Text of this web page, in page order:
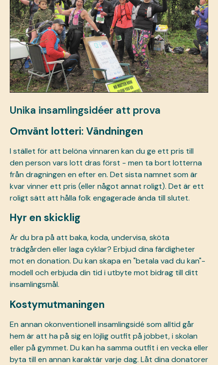
Unika insamlingsidéer att prova
Omvänt lotteri: Vändningen
I stället för att belöna vinnaren kan du ge ett pris till
den person vars lott dras först - men ta bort lotterna
från dragningen en efter en. Det sista namnet som är
kvar vinner ett pris (eller något annat roligt). Det är ett
roligt sätt att hålla folk engagerade ända till slutet.
Hyr en skicklig
Är du bra på att baka, koda, undervisa, sköta
trädgården eller laga cyklar? Erbjud dina färdigheter
mot en donation. Du kan skapa en "betala vad du kan"-
modell och erbjuda din tid i utbyte mot bidrag till ditt
insamlingsmål.
Kostymutmaningen
En annan okonventionell insamlingsidé som alltid går
hem är att ha på sig en löjlig outfit på jobbet, i skolan
eller på gymmet. Du kan ha samma outfit i en vecka eller
byta till en annan karaktär varje dag. Låt dina donatorer